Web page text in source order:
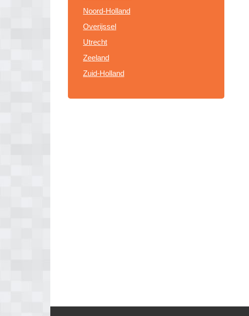
Noord-Holland
Overijssel
Utrecht
Zeeland
Zuid-Holland